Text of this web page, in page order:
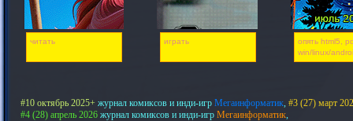
читать играть
опять html5,
win/linux/
#10 октябрь 2025+ журнал комиксов и инди-игр Мегаинформатик, #3 (27) март
#4 (28) апрель 2026 журнал комиксов и инди-игр Мегаинформатик,